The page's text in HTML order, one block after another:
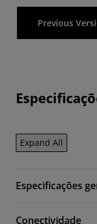
Previous
Expand All
Especificações
Conectividade